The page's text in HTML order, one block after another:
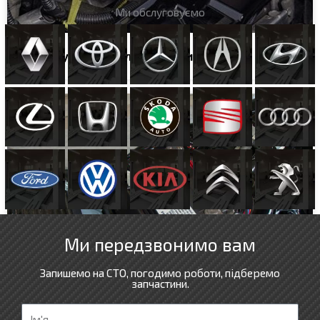
Акумулятори для легкових
Ми обслуговуємо
Ми передзвонимо вам
Запишемо на СТО, погодимо роботи, підберемо
запчастини.